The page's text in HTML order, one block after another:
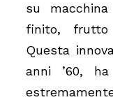
su
finito, frutto
Questa
anni ’60,